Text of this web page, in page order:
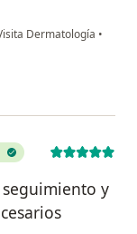
Dermatología •
y